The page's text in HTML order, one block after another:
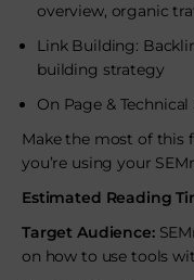
overview, organic
Link Building:
building strategy
On Page &
Make the most of this
you’re using your
Estimated Reading
Target Audience:
on how to use tools